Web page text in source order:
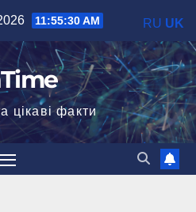
11:55:31 AM
цікаві факти
RU UK